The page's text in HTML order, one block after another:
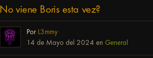
No viene Boris esta vez?
Por L3mmy
14 de Mayo del 2024 en General